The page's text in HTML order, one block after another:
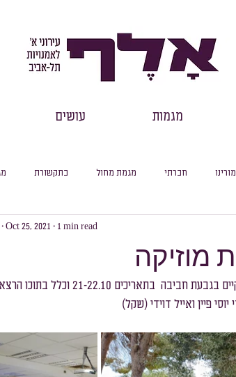
מגמות עושים
בתקשורת מגמת מחול חברתי מורינו
עיוני למידה מקוונת
מסלול מדעי החברה מסלול היסטוריה
שכבת ח׳
מוזיקה
Oct 25, 2021 1 min read
תמונות מהמחנה אומנות שהתקיים